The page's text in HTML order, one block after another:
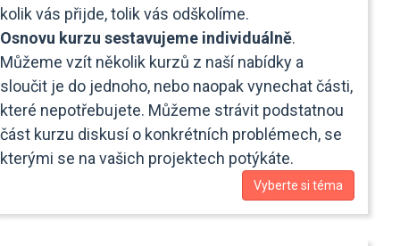
kolik vás přijde, tolik vás odškolíme.
Osnovu kurzu sestavujeme individuálně.
Můžeme vzít několik kurzů z naší nabídky a
sloučit je do jednoho, nebo naopak vynechat části,
které nepotřebujete. Můžeme strávit podstatnou
část kurzu diskusí o konkrétních problémech, se
kterými se na vašich projektech potýkáte.
Vyberte si téma